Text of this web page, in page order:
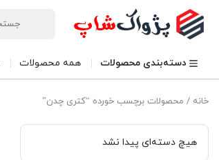
دسته‌بندی محصولات همه محصولات
خانه / محصولات برچسب خورده “کتری چدن”
هیچ دسته‌ای پیدا نشد